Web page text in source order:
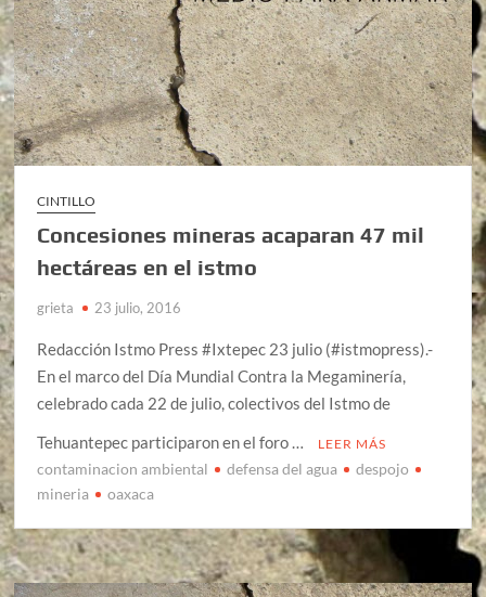
CINTILLO
Concesiones mineras acaparan 47 mil
hectáreas en el istmo
grieta 23 julio, 2016
Redacción Istmo Press #Ixtepec 23 julio (#istmopress).-
En el marco del Día Mundial Contra la Megaminería,
celebrado cada 22 de julio, colectivos del Istmo de
Tehuantepec participaron en el foro …
LEER MÁS
contaminacion ambiental defensa del agua
despojo
mineria
oaxaca